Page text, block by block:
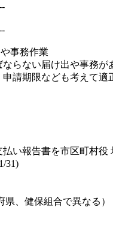
事務作業
らない届け出や事務が
請期限なども考えて
い報告書を市区町村役
31)
、健保組合で異なる）